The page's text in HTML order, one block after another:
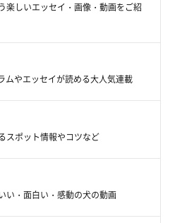
もみたいな存在でもあります。家
だヤンチャな男のコだけど世界一
ところにお出かけに連れて行っ
たいです。こむぎがこの家に来て
ていきたいです」
／X（旧Twitter）
し、了承の上制作したものです。
現在と異なる場合があります。
楽しいエッセイ・画像・動画をご紹
ムやエッセイが読める大人気連載
スポット情報やコツなど
い・面白い・感動の犬の動画